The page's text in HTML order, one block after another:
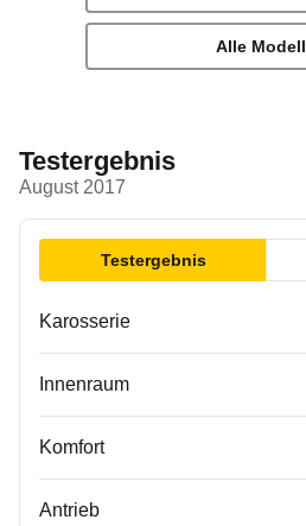
Alle
Testergebnis
August 2017
Testergebnis
Karosserie
Innenraum
Komfort
Antrieb